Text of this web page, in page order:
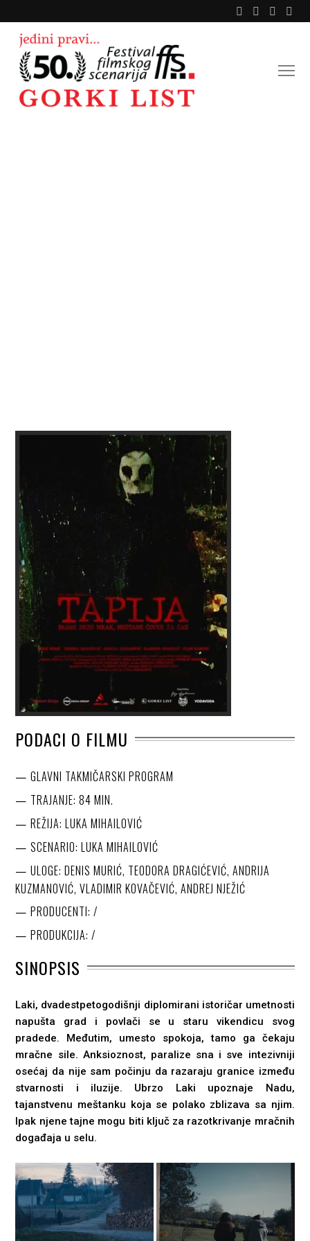
PODACI O FILMU
GLAVNI TAKMIČARSKI PROGRAM
TRAJANJE: 84 MIN.
REŽIJA: LUKA MIHAILOVIĆ
SCENARIO: LUKA MIHAILOVIĆ
ULOGE: DENIS MURIĆ, TEODORA DRAGIĆEVIĆ, ANDRIJA
KUZMANOVIĆ, VLADIMIR KOVAČEVIĆ, ANDREJ NJEŽIĆ
PRODUCENTI: /
PRODUKCIJA: /
SINOPSIS
Laki, dvadestpetogodišnji diplomirani istoričar umetnosti
napušta grad i povlači se u staru vikendicu svog
pradede. Međutim, umesto spokoja, tamo ga čekaju
mračne sile. Anksioznost, paralize sna i sve intezivniji
osećaj da nije sam počinju da razaraju granice između
stvarnosti i iluzije. Ubrzo Laki upoznaje Nadu,
tajanstvenu meštanku koja se polako zblizava sa njim.
Ipak njene tajne mogu biti ključ za razotkrivanje mračnih
događaja u selu.